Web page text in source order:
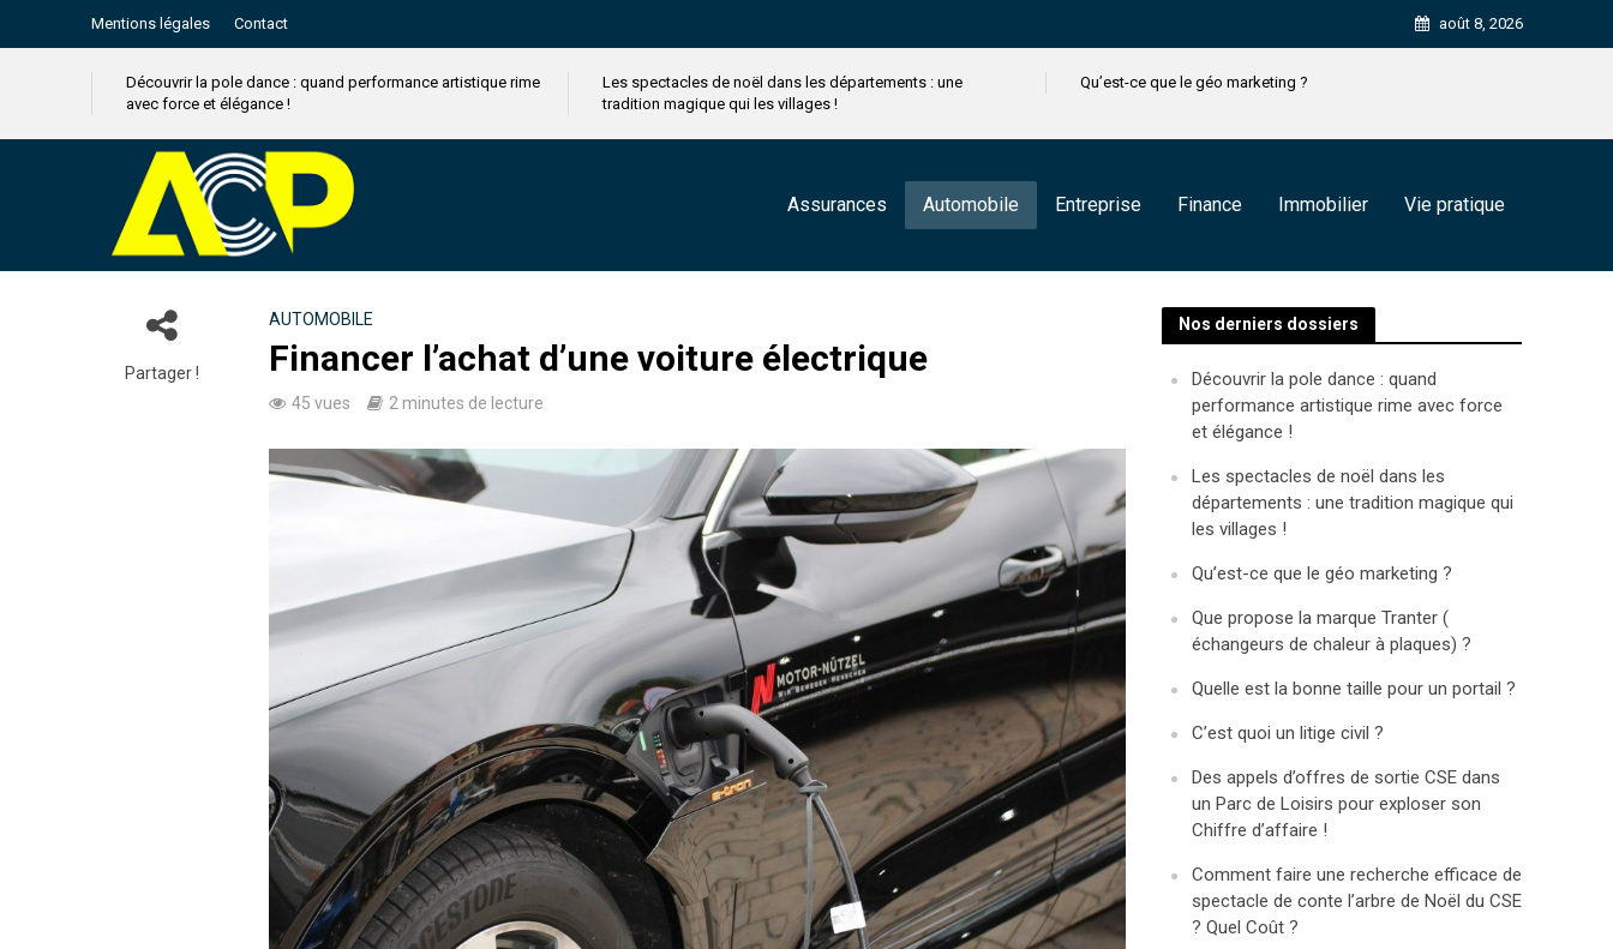
Mentions légales Contact août 8, 2026
Découvrir la pole dance : quand performance artistique rime
avec force et élégance !
Les spectacles de noël dans les départements : une
tradition magique qui les villages !
Qu’est-ce que le géo marketing ?
Assurances Automobile Entreprise Finance Immobilier Vie pratique
Partager !
AUTOMOBILE
Financer l’achat d’une voiture électrique
45 vues 2 minutes de lecture
Nos derniers dossiers
Découvrir la pole dance : quand
performance artistique rime avec force
et élégance !
Les spectacles de noël dans les
départements : une tradition magique qui
les villages !
Qu’est-ce que le géo marketing ?
Que propose la marque Tranter (
échangeurs de chaleur à plaques) ?
Quelle est la bonne taille pour un portail ?
C’est quoi un litige civil ?
Des appels d’offres de sortie CSE dans
un Parc de Loisirs pour exploser son
Chiffre d’affaire !
Comment faire une recherche efficace de
spectacle de conte l’arbre de Noël du CSE
? Quel Coût ?